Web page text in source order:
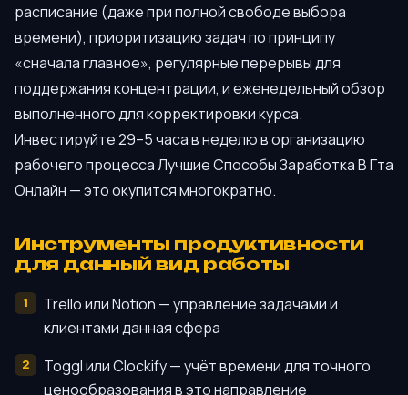
расписание (даже при полной свободе выбора
времени), приоритизацию задач по принципу
«сначала главное», регулярные перерывы для
поддержания концентрации, и еженедельный обзор
выполненного для корректировки курса.
Инвестируйте 29–5 часа в неделю в организацию
рабочего процесса Лучшие Способы Заработка В Гта
Онлайн — это окупится многократно.
Инструменты продуктивности
для данный вид работы
Trello или Notion — управление задачами и
клиентами данная сфера
Toggl или Clockify — учёт времени для точного
ценообразования в это направление